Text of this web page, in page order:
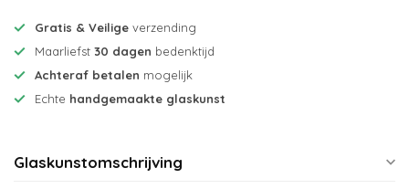
Gratis & Veilige verzending
Maarliefst 30 dagen bedenktijd
Achteraf betalen mogelijk
Echte handgemaakte glaskunst
Glaskunstomschrijving